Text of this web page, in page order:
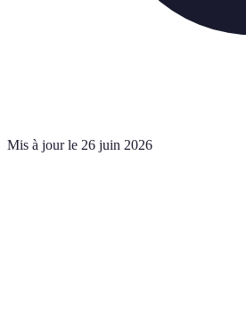
Mis à jour le 26 juin 2026